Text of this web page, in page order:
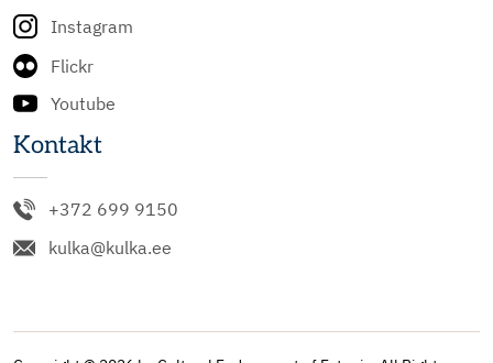
Instagram
Flickr
Youtube
Kontakt
+372 699 9150
kulka@kulka.ee